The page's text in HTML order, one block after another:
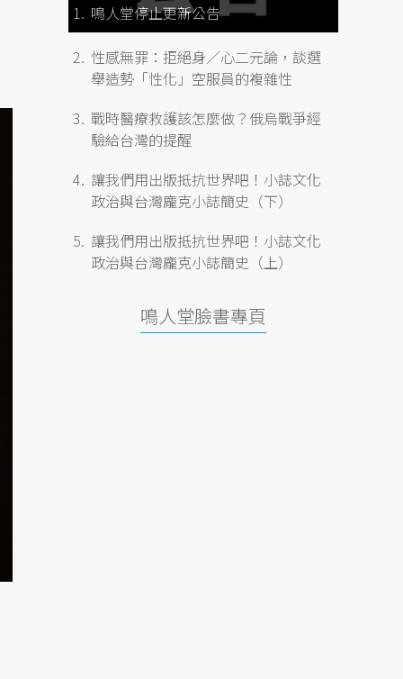
鳴人堂停止更新公告
性感無罪：拒絕身／心二元論，談選
舉造勢「性化」空服員的複雜性
戰時醫療救護該怎麼做？俄烏戰爭經
驗給台灣的提醒
讓我們用出版抵抗世界吧！小誌文化
政治與台灣龐克小誌簡史（下）
讓我們用出版抵抗世界吧！小誌文化
政治與台灣龐克小誌簡史（上）
鳴人堂臉書專頁